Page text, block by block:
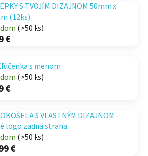
S TVOJÍM DIZAJNOM 50mm x
(12ks)
(>50 ks)
€
s menom
(>50 ks)
€
S VLASTNÝM DIZAJNOM -
logo zadná strana
(>50 ks)
€